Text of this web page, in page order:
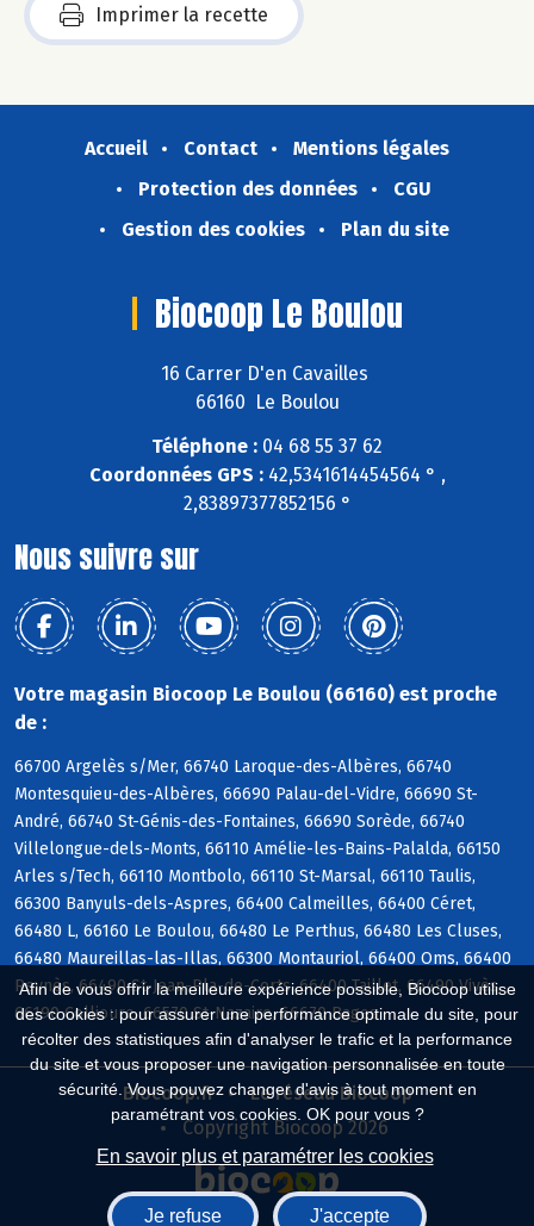
Afin de vous offrir la meilleure expérience possible, Biocoop utilise
des cookies : pour assurer une performance optimale du site, pour
récolter des statistiques afin d'analyser le trafic et la performance
du site et vous proposer une navigation personnalisée en toute
sécurité. Vous pouvez changer d'avis à tout moment en
paramétrant vos cookies. OK pour vous ?
En savoir plus et paramétrer les cookies
Je refuse J'accepte
Imprimer la recette
Accueil Contact
Mentions légales
Protection des données
CGU
Gestion des cookies
Plan du site
Biocoop Le Boulou
16 Carrer D'en Cavailles
66160 Le Boulou
Téléphone : 04 68 55 37 62
Coordonnées GPS :42,5341614454564 ° ,
2,83897377852156 °
Nous suivre sur
Votre magasin Biocoop Le Boulou (66160) est proche
de :
66700 Argelès s/Mer, 66740 Laroque-des-Albères, 66740
Montesquieu-des-Albères, 66690 Palau-del-Vidre, 66690 St-
André, 66740 St-Génis-des-Fontaines, 66690 Sorède, 66740
Villelongue-dels-Monts, 66110 Amélie-les-Bains-Palalda, 66150
Arles s/Tech, 66110 Montbolo, 66110 St-Marsal, 66110 Taulis,
66300 Banyuls-dels-Aspres, 66400 Calmeilles, 66400 Céret,
66480 L, 66160 Le Boulou, 66480 Le Perthus, 66480 Les Cluses,
66480 Maureillas-las-Illas, 66300 Montauriol, 66400 Oms, 66400
Reynès, 66490 St-Jean-Pla-de-Corts, 66400 Taillet, 66490 Vivès,
66190 Collioure, 66570 St-Nazaire, 66670 Bages
Biocoop.fr
Le réseau Biocoop
Copyright Biocoop 2026